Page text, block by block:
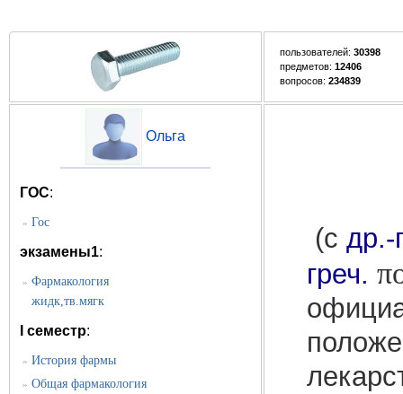
пользователей: 30398
предметов: 12406
вопросов: 234839
Ольга
ГОС:
» Гос
экзамены1:
» Фармакология
жидк,тв.мягк
I семестр:
» История фармы
» Общая фармакология
(с др.-
греч.